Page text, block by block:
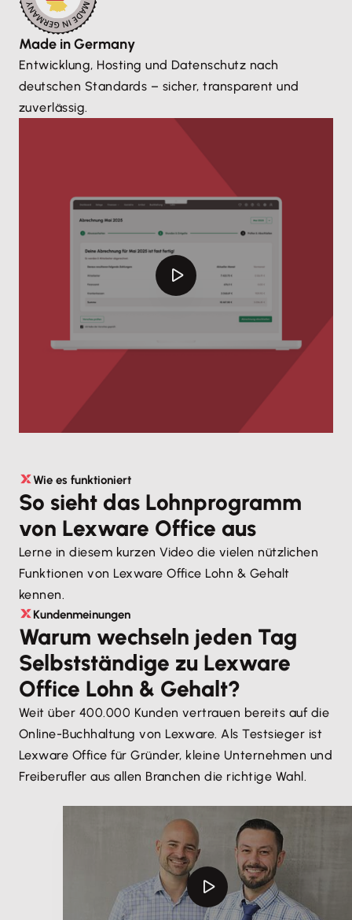
Made in Germany
Entwicklung, Hosting und Datenschutz nach
deutschen Standards – sicher, transparent und
zuverlässig.
Wie es funktioniert
So sieht das Lohnprogramm
von Lexware Office aus
Lerne in diesem kurzen Video die vielen nützlichen
Funktionen von Lexware Office Lohn & Gehalt
kennen.
Kundenmeinungen
Warum wechseln jeden Tag
Selbstständige zu Lexware
Office Lohn & Gehalt?
Weit über 400.000 Kunden vertrauen bereits auf die
Online-Buchhaltung von Lexware. Als Testsieger ist
Lexware Office für Gründer, kleine Unternehmen und
Freiberufler aus allen Branchen die richtige Wahl.